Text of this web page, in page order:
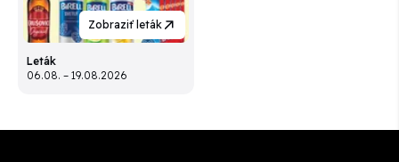
Zobraziť leták
Leták
06.08. – 19.08.2026